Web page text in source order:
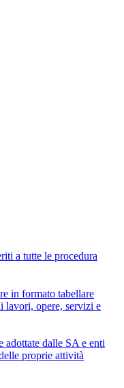
a tutte le procedura
in formato tabellare
lavori, opere, servizi e
adottate dalle SA e enti
proprie attività